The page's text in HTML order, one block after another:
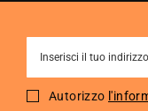
for
Autorizzo